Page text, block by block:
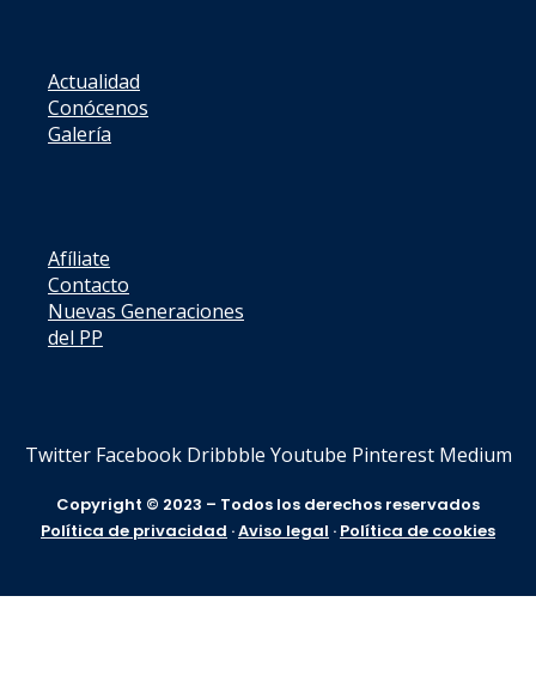
Actualidad
Conócenos
Galería
Afíliate
Contacto
Nuevas Generaciones
del PP
Twitter Facebook Dribbble Youtube Pinterest Medium
Copyright © 2023 – Todos los derechos reservados
Política de privacidad ·Aviso legal · Política de cookies